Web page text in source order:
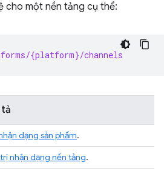
cho một nền tảng cụ thể:
{platform}/channels
dạng sản phẩm.
nhận dạng nền tảng.